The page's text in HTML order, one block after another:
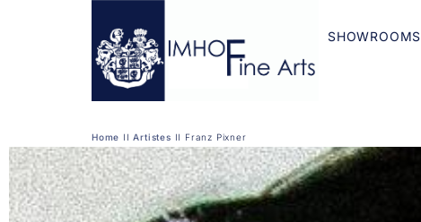
SHOWROOMS
Home IIArtistes II Franz Pixner